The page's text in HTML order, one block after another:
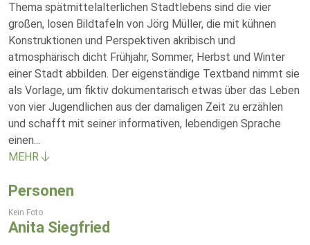
Thema spätmittelalterlichen Stadtlebens sind die vier
großen, losen Bildtafeln von Jörg Müller, die mit kühnen
Konstruktionen und Perspektiven akribisch und
atmosphärisch dicht Frühjahr, Sommer, Herbst und Winter
einer Stadt abbilden. Der eigenständige Textband nimmt sie
als Vorlage, um fiktiv dokumentarisch etwas über das Leben
von vier Jugendlichen aus der damaligen Zeit zu erzählen
und schafft mit seiner informativen, lebendigen Sprache
einen...
MEHR
Personen
Kein Foto
Anita Siegfried